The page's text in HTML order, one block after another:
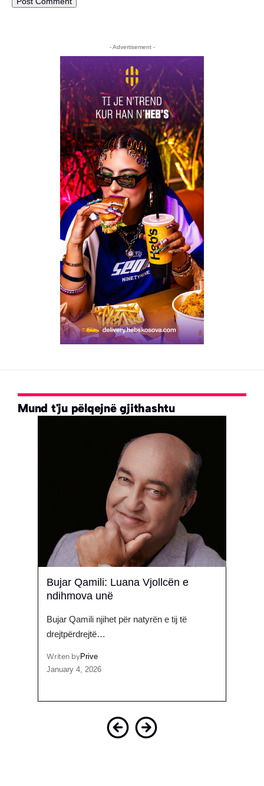
- Advertisement -
Mund t'ju pëlqejnë gjithashtu
Bujar Qamili: Luana Vjollcën e
ndihmova unë
Bujar Qamili njihet për natyrën e tij të
drejtpërdrejtë…
Writen byPrive
January 4, 2026